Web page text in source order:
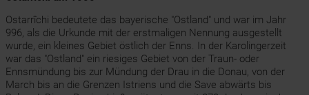
Ostarrîchi bedeutete das bayerische "Ostland" und war im Jahr
996, als die Urkunde mit der erstmaligen Nennung ausgestellt
wurde, ein kleines Gebiet östlich der Enns. In der Karolingerzeit
war das "Ostland" ein riesiges Gebiet von der Traun- oder
Ennsmündung bis zur Mündung der Drau in die Donau, von der
March bis an die Grenzen Istriens und die Save abwärts bis